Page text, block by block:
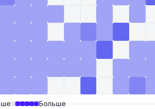
Больше